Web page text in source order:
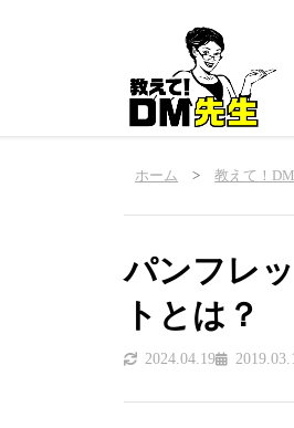
ホーム > 教えて！
パンフレ
トとは？
2024.04.19